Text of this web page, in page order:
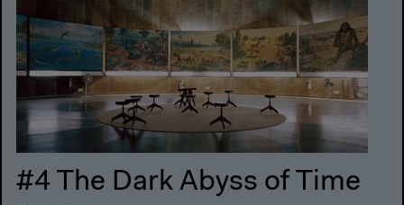
#4 The Dark Abyss of Time